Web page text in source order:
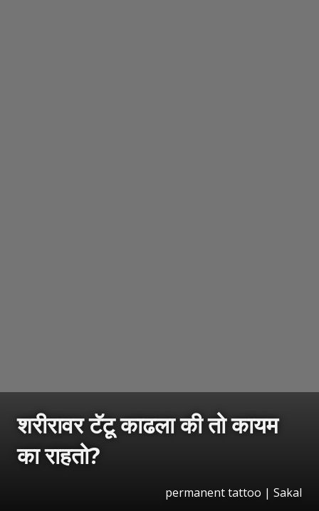
शरीरावर टॅटू काढला की तो कायम
का राहतो?
permanent tattoo | Sakal